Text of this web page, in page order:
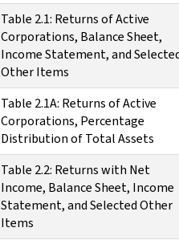
Table 2.1: Returns of Active
Corporations, Balance Sheet,
Income Statement, and
Other Items
Table 2.1A: Returns of Active
Corporations, Percentage
Distribution of Total Assets
Table 2.2: Returns with Net
Income, Balance Sheet, Income
Statement, and Selected Other
Items